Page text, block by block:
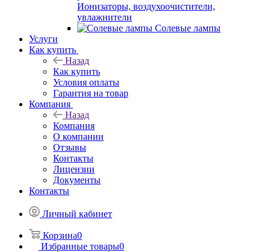
Ионизаторы, воздухоочистители,
увлажнители
Солевые лампы
Услуги
Как купить
Назад
Как купить
Условия оплаты
Гарантия на товар
Компания
Назад
Компания
О компании
Отзывы
Контакты
Лицензии
Документы
Контакты
Личный кабинет
Корзина0
Избранные товары0